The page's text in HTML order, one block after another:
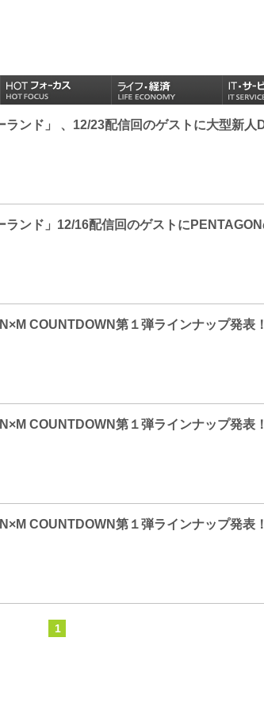
COUNTDOWN第１弾ラインナップ発表！
COUNTDOWN第１弾ラインナップ発表！
COUNTDOWN第１弾ラインナップ発表！
1